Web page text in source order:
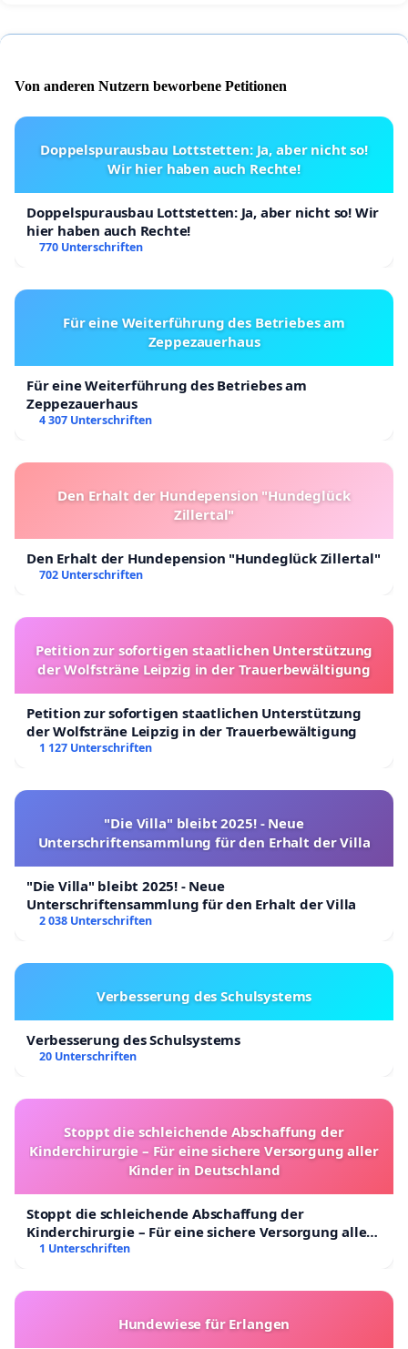
Von anderen Nutzern beworbene Petitionen
Doppelspurausbau Lottstetten: Ja, aber nicht so!
Wir hier haben auch Rechte!
Doppelspurausbau Lottstetten: Ja, aber nicht so! Wir
hier haben auch Rechte!
770 Unterschriften
Für eine Weiterführung des Betriebes am
Zeppezauerhaus
Für eine Weiterführung des Betriebes am
Zeppezauerhaus
4 307 Unterschriften
Den Erhalt der Hundepension "Hundeglück
Zillertal"
Den Erhalt der Hundepension "Hundeglück Zillertal"
702 Unterschriften
Petition zur sofortigen staatlichen Unterstützung
der Wolfsträne Leipzig in der Trauerbewältigung
Petition zur sofortigen staatlichen Unterstützung
der Wolfsträne Leipzig in der Trauerbewältigung
1 127 Unterschriften
"Die Villa" bleibt 2025! - Neue
Unterschriftensammlung für den Erhalt der Villa
"Die Villa" bleibt 2025! - Neue
Unterschriftensammlung für den Erhalt der Villa
2 038 Unterschriften
Verbesserung des Schulsystems
Verbesserung des Schulsystems
20 Unterschriften
Stoppt die schleichende Abschaffung der
Kinderchirurgie – Für eine sichere Versorgung aller
Kinder in Deutschland
Stoppt die schleichende Abschaffung der
Kinderchirurgie – Für eine sichere Versorgung aller
Kinder in Deutschland
1 Unterschriften
Hundewiese für Erlangen